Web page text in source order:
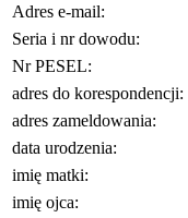
Adres e-mail:
Seria i nr dowodu:
Nr PESEL:
adres do korespondencji:
adres zameldowania:
data urodzenia:
imię matki:
imię ojca: